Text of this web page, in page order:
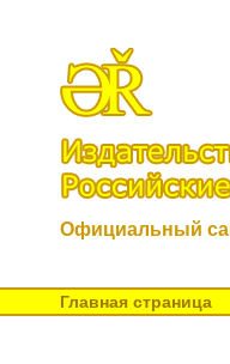
Официальный
Главная страница